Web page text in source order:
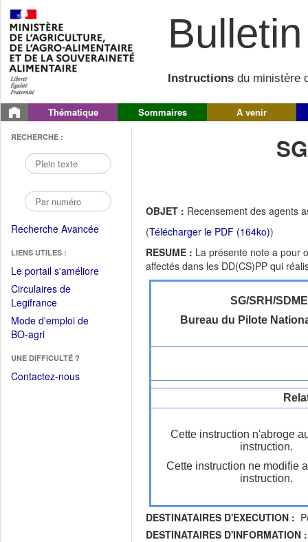
Instructions du ministère
Thématique Sommaires A venir
RECHERCHE :
Recherche Avancée
LIENS UTILES :
Le portail s'améliore(Fichier
Circulaires de
Legifrance(Ouvrir
dans
une
fenêtre)
Mode d'emploi de
BO-agri(Ouvrir
une
nouvelle
UNE DIFFICULTÉ ?
Contactez-nous
OBJET : Recensement des agents
(Télécharger le PDF (164ko))
RESUME : La présente note a pour
affectés dans les DD(CS)PP qui
SG/SRH/
Bureau du Pilote
Cette instruction n'abroge
instruction.
Cette instruction ne modifie
instruction.
DESTINATAIRES D'EXECUTION :
DESTINATAIRES D'INFORMATION :